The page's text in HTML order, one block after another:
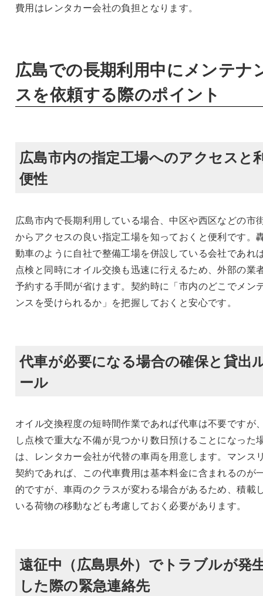
費用はレンタカー会社の負担となります。
広島での長期利用中にメンテナ
スを依頼する際のポイント
広島市内の指定工場へのアクセスと
便性
広島市内で長期利用している場合、中区や西区などの市
からアクセスの良い指定工場を知っておくと便利です。
動車のように自社で整備工場を併設している会社であれ
点検と同時にオイル交換も迅速に行えるため、外部の業
予約する手間が省けます。契約時に「市内のどこでメン
ンスを受けられるか」を把握しておくと安心です。
代車が必要になる場合の確保と貸出
ール
オイル交換程度の短時間作業であれば代車は不要ですが
し点検で重大な不備が見つかり数日預けることになった
は、レンタカー会社が代替の車両を用意します。マンス
契約であれば、この代車費用は基本料金に含まれるのが
的ですが、車両のクラスが変わる場合があるため、積載
いる荷物の移動なども考慮しておく必要があります。
遠征中（広島県外）でトラブルが発
した際の緊急連絡先